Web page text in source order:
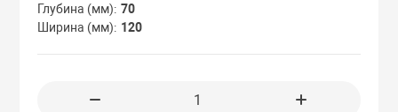
Глубина (мм) 70
Ширина (мм)
120